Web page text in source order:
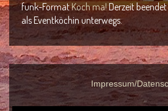
funk-FormatKoch ma!Derzeit
als Eventköchin unterwegs.
Impressum/